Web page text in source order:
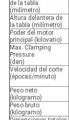
de la tabla
(milímetro)
Altura delantera de
la tabla (milímetro)
Poder del motor
principal (kilovatio)
Max. Clamping
Pressure
(dan)
Velocidad del corte
(épocas/minuto)
Peso neto
(kilogramo)
Peso bruto
(kilogramo)